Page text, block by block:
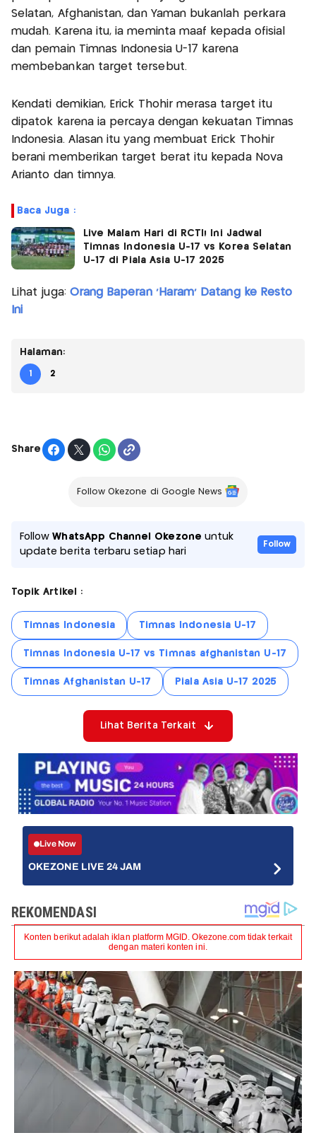
Selatan, Afghanistan, dan Yaman bukanlah perkara
mudah. Karena itu, ia meminta maaf kepada ofisial
dan pemain Timnas Indonesia U-17 karena
membebankan target tersebut.
Kendati demikian, Erick Thohir merasa target itu
dipatok karena ia percaya dengan kekuatan Timnas
Indonesia. Alasan itu yang membuat Erick Thohir
berani memberikan target berat itu kepada Nova
Arianto dan timnya.
Baca Juga :
Live Malam Hari di RCTI! Ini Jadwal
Timnas Indonesia U-17 vs Korea Selatan
U-17 di Piala Asia U-17 2025
Lihat juga: Orang Baperan 'Haram' Datang ke Resto
Ini
Halaman:
1 2
Share
Follow Okezone di Google News
FollowWhatsApp Channel Okezone untuk
update berita terbaru setiap hari
Follow
Topik Artikel :
Timnas Indonesia Timnas Indonesia U-17
Timnas Indonesia U-17 vs Timnas afghanistan U-17
Timnas Afghanistan U-17 Piala Asia U-17 2025
Lihat Berita Terkait
Live Now
OKEZONE LIVE 24 JAM